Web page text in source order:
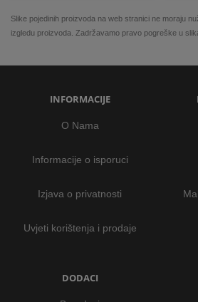
Slike pojedinih proizvoda na web stranici ne moraju
izgledu proizvoda. Zadržavamo pravo pogreške u
INFORMACIJE
O Nama
Informacije o isporuci
Izjava o privatnosti
Uvjeti korištenja i prodaje
DODACI